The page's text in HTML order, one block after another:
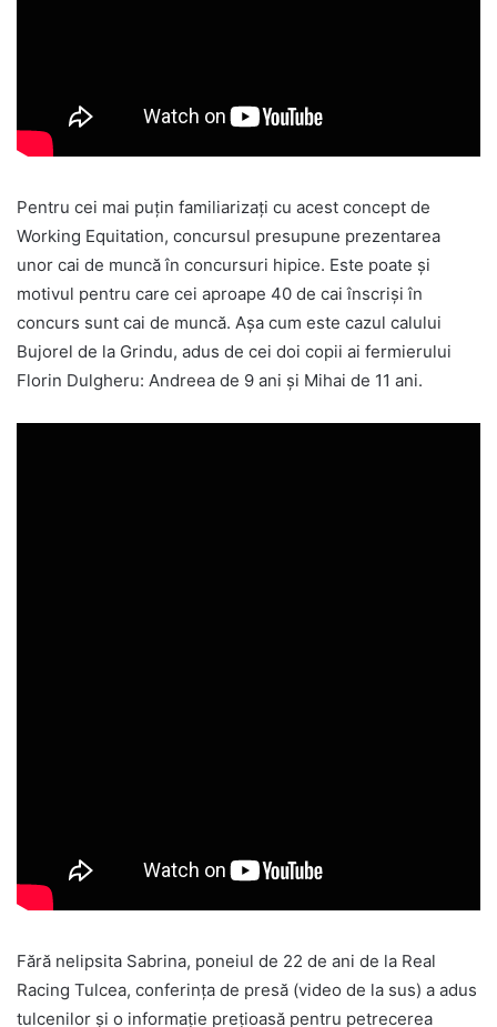
Pentru cei mai puţin familiarizaţi cu acest concept de
Working Equitation, concursul presupune prezentarea
unor cai de muncă în concursuri hipice. Este poate şi
motivul pentru care cei aproape 40 de cai înscrişi în
concurs sunt cai de muncă. Aşa cum este cazul calului
Bujorel de la Grindu, adus de cei doi copii ai fermierului
Florin Dulgheru: Andreea de 9 ani şi Mihai de 11 ani.
Fără nelipsita Sabrina, poneiul de 22 de ani de la Real
Racing Tulcea, conferinţa de presă (video de la sus) a adus
tulcenilor şi o informaţie preţioasă pentru petrecerea